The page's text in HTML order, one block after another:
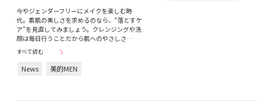
今やジェンダーフリーにメイクを楽しむ時
代。素肌の美しさを求めるのなら、“落とすケ
ア”を見直してみましょう。クレンジングや洗
顔は毎日行うことだから肌へのやさしさ…
すべて読む
News 美的MEN